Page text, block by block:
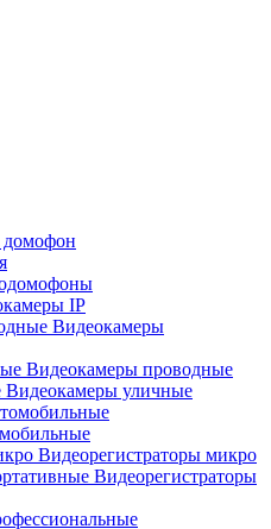
домофон
IP
Видеокамеры
Видеокамеры проводные
Видеокамеры уличные
Видеорегистраторы микро
Видеорегистраторы